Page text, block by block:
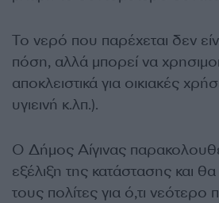
Το νερό που παρέχεται δεν
πόση, αλλά μπορεί να
αποκλειστικά για οικιακές
υγιεινή κ.λπ.).
Ο Δήμος Αίγινας
εξέλιξη της κατάστασης και
τους πολίτες για ό,τι νεότερο